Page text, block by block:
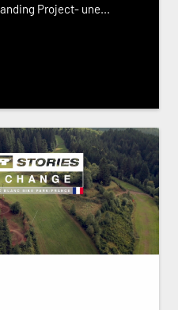
Project- une...